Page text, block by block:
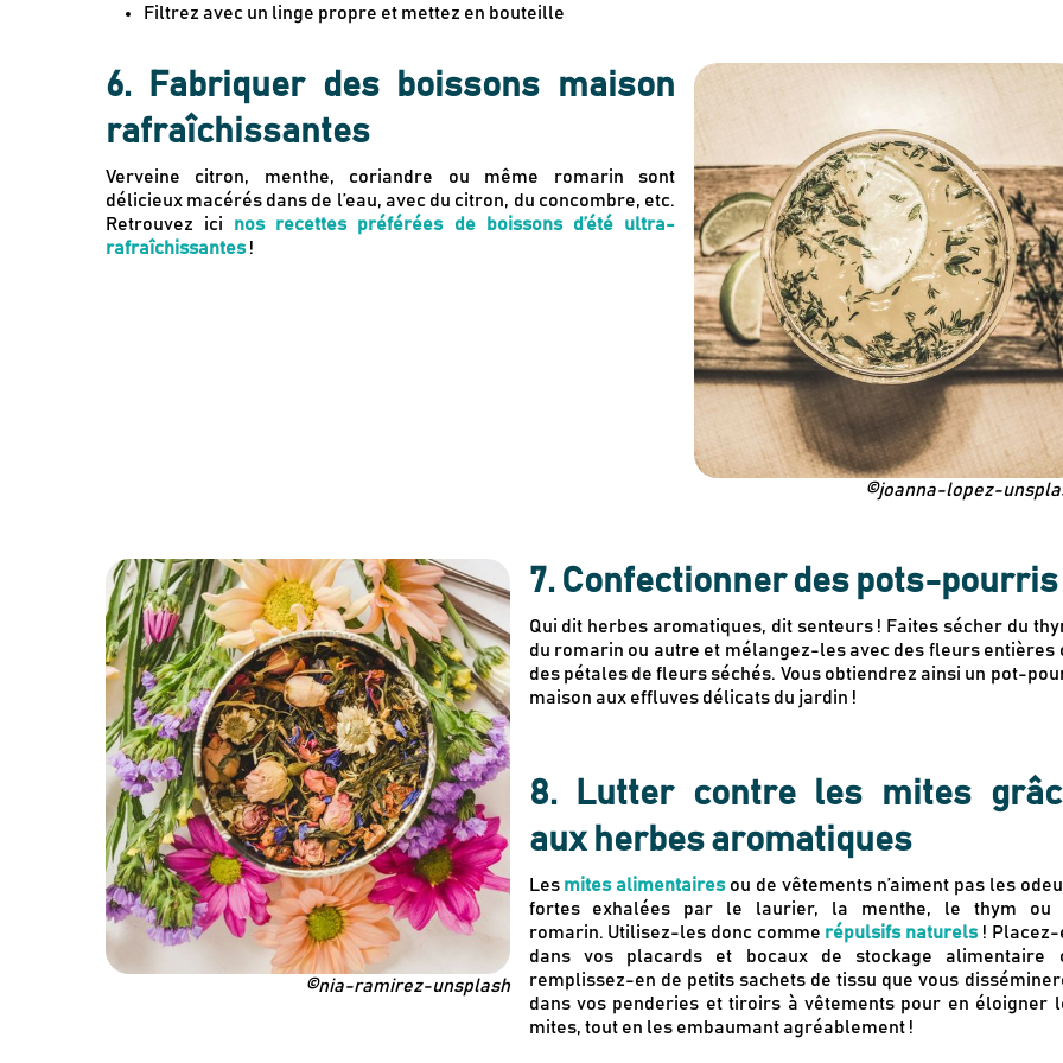
Filtrez avec un linge propre et mettez en bouteille
6. Fabriquer des boissons maison
rafraîchissantes
Verveine citron, menthe, coriandre ou même romarin sont
délicieux macérés dans de l’eau, avec du citron, du concombre, etc.
Retrouvez ici nos recettes préférées de boissons d’été ultra-
rafraîchissantes!
©joanna-lopez-
©nia-ramirez-unsplash
7. Confectionner des pots-pourris
Qui dit herbes aromatiques, dit senteurs ! Faites sécher du
du romarin ou autre et mélangez-les avec des fleurs entières
des pétales de fleurs séchés. Vous obtiendrez ainsi un pot-
maison aux effluves délicats du jardin !
8. Lutter contre les mites
aux herbes aromatiques
Les mites alimentairesou de vêtements n’aiment pas les
fortes exhalées par le laurier, la menthe, le thym ou
romarin. Utilisez-les donc comme répulsifs naturels! Placez-
dans vos placards et bocaux de stockage alimentaire
remplissez-en de petits sachets de tissu que vous
dans vos penderies et tiroirs à vêtements pour en éloigner
mites, tout en les embaumant agréablement !